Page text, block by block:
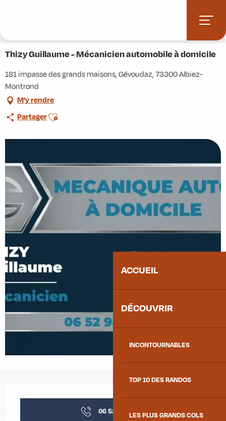
principal
ACCUEIL
DÉCOUVRIR
INCONTOURNABLES
TOP 10 DES RANDOS
LES PLUS GRANDS COLS
Thizy Guillaume - Mécanicien automobile à domicile
181 impasse des grands maisons, Gévoudaz, 73300 Albiez-
Montrond
M'y rendre
PartagerAjouter aux favoris
06 52 98 47▒▒